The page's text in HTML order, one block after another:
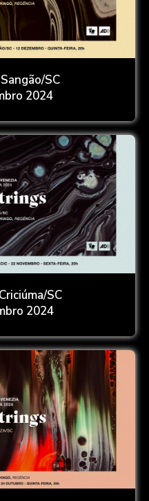
SC
2024
SC
2024